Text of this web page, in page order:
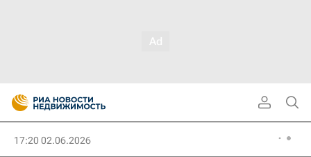
17:20 02.06.2026